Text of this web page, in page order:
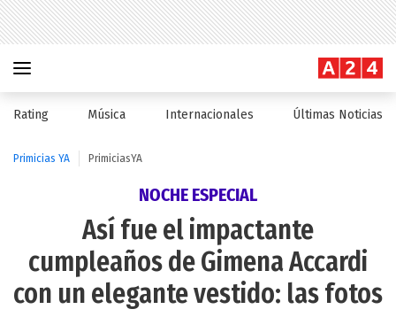
Rating Música Internacionales Últimas Noticias
Primicias YA PrimiciasYA
NOCHE ESPECIAL
Así fue el impactante
cumpleaños de Gimena Accardi
con un elegante vestido: las fotos